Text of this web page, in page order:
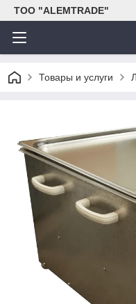
ТОО "ALEMTRADE"
Товары и услуги